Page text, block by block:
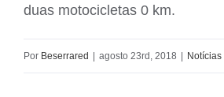
duas motocicletas 0 km.
Por Beserrared | agosto 23rd, 2018 | Notícias